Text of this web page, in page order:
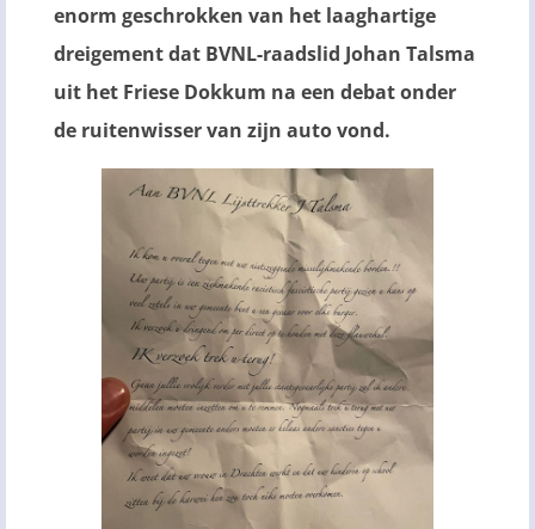
enorm geschrokken van het laaghartige
dreigement dat BVNL-raadslid Johan Talsma
uit het Friese Dokkum na een debat onder
de ruitenwisser van zijn auto vond.